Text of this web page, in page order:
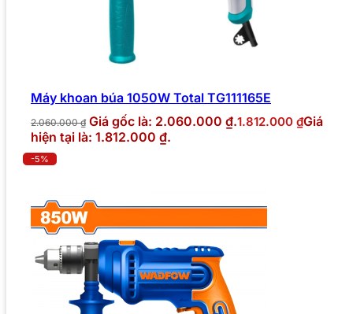
Máy khoan búa 1050W Total TG111165E
2.060.000₫ Giá gốc là: 2.060.000 ₫.1.812.000 ₫Giá
hiện tại là: 1.812.000 ₫.
-5%